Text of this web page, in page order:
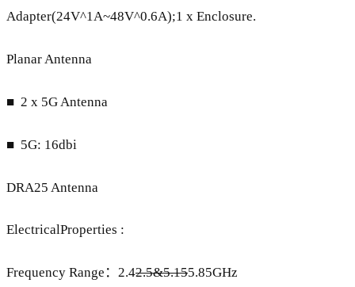
Adapter(24V^1A~48V^0.6A);1 x Enclosure.
Planar Antenna
■ 2 x 5G Antenna
■ 5G: 16dbi
DRA25 Antenna
ElectricalProperties :
Frequency Range：2.42.5&5.155.85GHz